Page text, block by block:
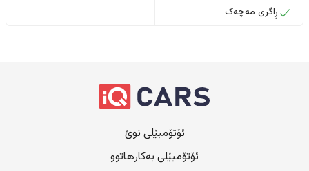
ڕاگری مەچەک
ئۆتۆمبێلی نوێ
ئۆتۆمبێلی بەکارهاتوو